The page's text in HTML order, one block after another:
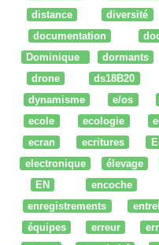
distance
diversité
documentation
Dominique
dormants
drone
ds18B20
dynamisme
e/os
ecole
ecologie
ecran
ecritures
electronique
élevage
EN
encoche
enregistrements
équipes
erreur